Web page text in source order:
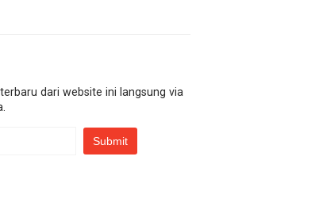
dari website ini langsung via